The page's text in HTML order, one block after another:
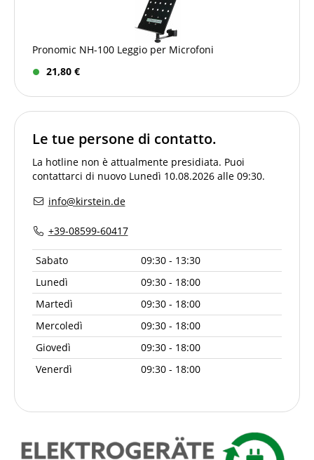
Pronomic NH-100 Leggio per Microfoni
21,80 €
Le tue persone di contatto.
La hotline non è attualmente presidiata. Puoi
contattarci di nuovo Lunedì 10.08.2026 alle 09:30.
info@kirstein.de
+39-08599-60417
Sabato
09:30 - 13:30
Lunedì
09:30 - 18:00
Martedì
09:30 - 18:00
Mercoledì
09:30 - 18:00
Giovedì
09:30 - 18:00
Venerdì
09:30 - 18:00